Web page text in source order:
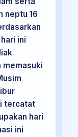
neptu 16
ini
memasuki
tercatat
hari
ini